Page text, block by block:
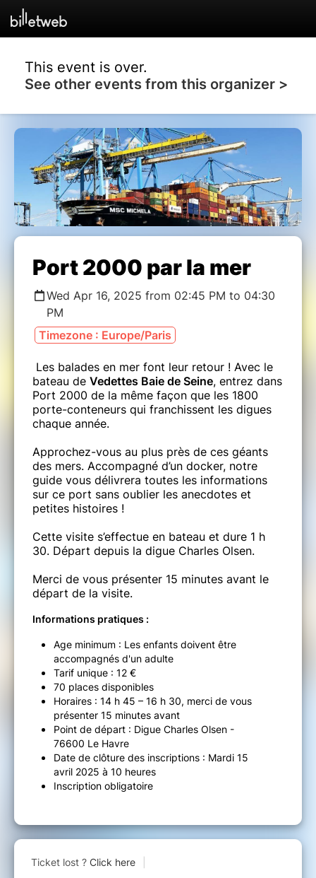
This event is over.
See other events from this organizer >
Port 2000 par la mer
Wed Apr 16, 2025 from 02:45 PM to 04:30
PM
Timezone : Europe/Paris
Les balades en mer font leur retour ! Avec le
bateau de Vedettes Baie de Seine, entrez dans
Port 2000 de la même façon que les 1800
porte-conteneurs qui franchissent les digues
chaque année.
Approchez-vous au plus près de ces géants
des mers. Accompagné d’un docker, notre
guide vous délivrera toutes les informations
sur ce port sans oublier les anecdotes et
petites histoires !
Cette visite s’effectue en bateau et dure 1 h
30. Départ depuis la digue Charles Olsen.
Merci de vous présenter 15 minutes avant le
départ de la visite.
Informations pratiques :
Age minimum : Les enfants doivent être
accompagnés d'un adulte
Tarif unique : 12 €
70 places disponibles
Horaires : 14 h 45 – 16 h 30, merci de vous
présenter 15 minutes avant
Point de départ : Digue Charles Olsen -
76600 Le Havre
Date de clôture des inscriptions : Mardi 15
avril 2025 à 10 heures
Inscription obligatoire